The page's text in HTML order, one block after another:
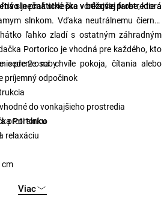
je praktické pre vonkajšie prostredie a
slnečná strieška v béžovej farbe, ktorá
slnkom. Vďaka neutrálnemu čierno-
ľahko zladí s ostatným záhradným
Portorico je vhodná pre každého, kto
sedenie na chvíle pokoja, čítania alebo
pre 2 osoby
príjemný odpočinok
do vonkajšieho prostredia
proti slnku
relaxáciu
Portorico
cm
Viac